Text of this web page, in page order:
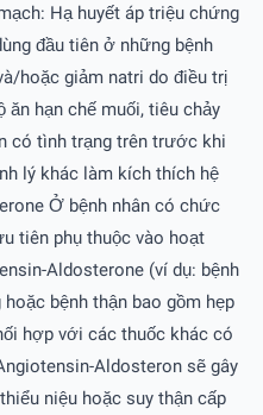
Hạ huyết áp triệu chứng
đầu tiên ở những bệnh
hoặc giảm natri do điều trị
ăn hạn chế muối, tiêu chảy
có tình trạng trên trước khi
lý khác làm kích thích hệ
Ở bệnh nhân có chức
tiên phụ thuộc vào hoạt
Aldosterone (ví dụ: bệnh
bệnh thận bao gồm hẹp
hợp với các thuốc khác có
Aldosteron sẽ gây
niệu hoặc suy thận cấp